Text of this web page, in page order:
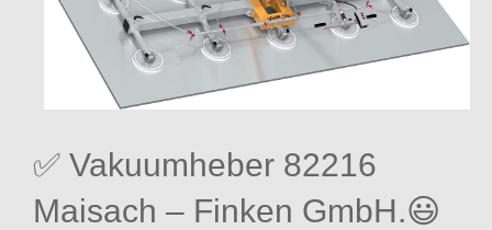
✅ Vakuumheber 82216
Maisach – Finken GmbH.😃